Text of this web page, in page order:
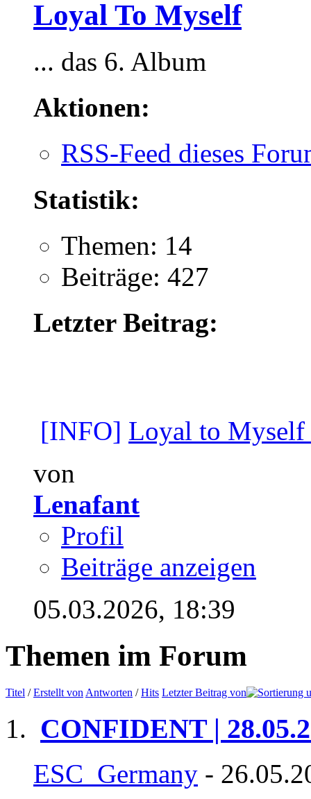
Loyal To Myself
... das 6. Album
Aktionen:
RSS-Feed dieses
Statistik:
Themen: 14
Beiträge: 427
Letzter Beitrag:
[INFO] Loyal to
von
Lenafant
Profil
Beiträge anzeigen
05.03.2026, 18:39
Themen im Forum
Titel /Erstellt von Antworten /Hits Letzter Beitrag von
CONFIDENT |
ESC_Germany -